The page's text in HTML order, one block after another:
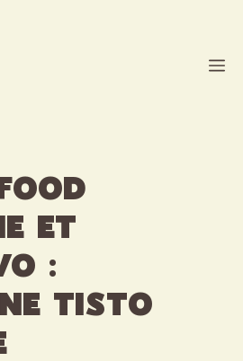
et
:
Tisto